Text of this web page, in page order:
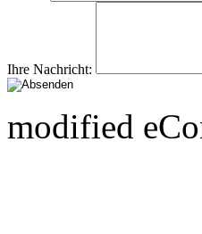
Ihre Nachricht:
modified